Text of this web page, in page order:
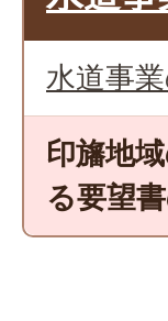
水道事
印旛地
る要望